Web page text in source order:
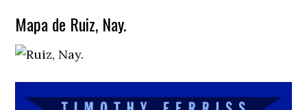
Mapa de Ruiz, Nay.